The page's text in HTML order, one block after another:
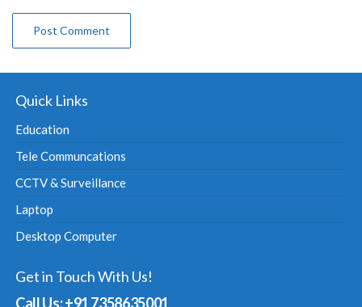
Quick Links
Education
Tele Communcations
CCTV & Surveillance
Laptop
Desktop Computer
Get in Touch With Us!
Call Us: +91 7358635001